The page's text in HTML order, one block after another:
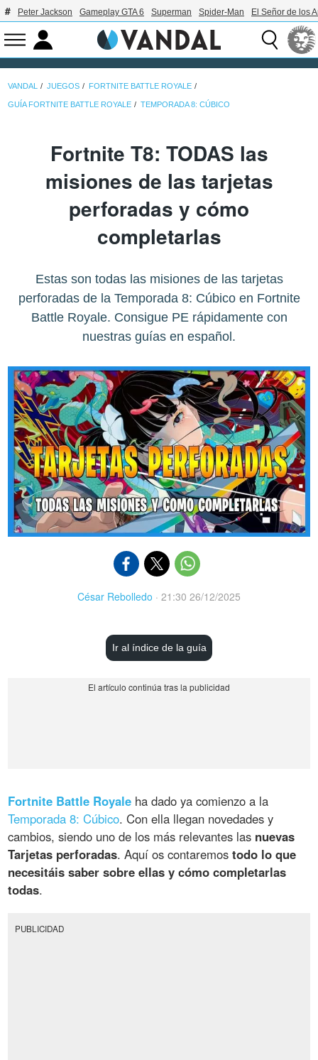
Peter Jackson Gameplay GTA 6 Superman Spider-Man El Señor de los
VANDAL JUEGOS FORTNITE BATTLE ROYALE
GUÍA FORTNITE BATTLE ROYALE TEMPORADA 8: CÚBICO
Fortnite T8: TODAS las
misiones de las tarjetas
perforadas y cómo
completarlas
Estas son todas las misiones de las tarjetas
perforadas de la Temporada 8: Cúbico en Fortnite
Battle Royale. Consigue PE rápidamente con
nuestras guías en español.
César Rebolledo · 21:30 26/12/2025
Ir al índice de la guía
Fortnite Battle Royale ha dado ya comienzo a la
Temporada 8: Cúbico. Con ella llegan novedades y
cambios, siendo uno de los más relevantes las nuevas
Tarjetas perforadas. Aquí os contaremostodo lo que
necesitáis saber sobre ellas y cómo completarlas
todas.
PUBLICIDAD